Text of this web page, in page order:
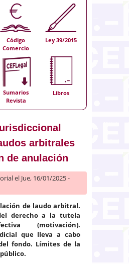
Código
Comercio
Ley 39/2015
Sumarios
Revista
Libros
arbitrales
de anulación
el Jue, 16/01/2025 -
de laudo arbitral.
derecho a la tutela
(motivación).
que lleva a cabo
fondo. Límites de la